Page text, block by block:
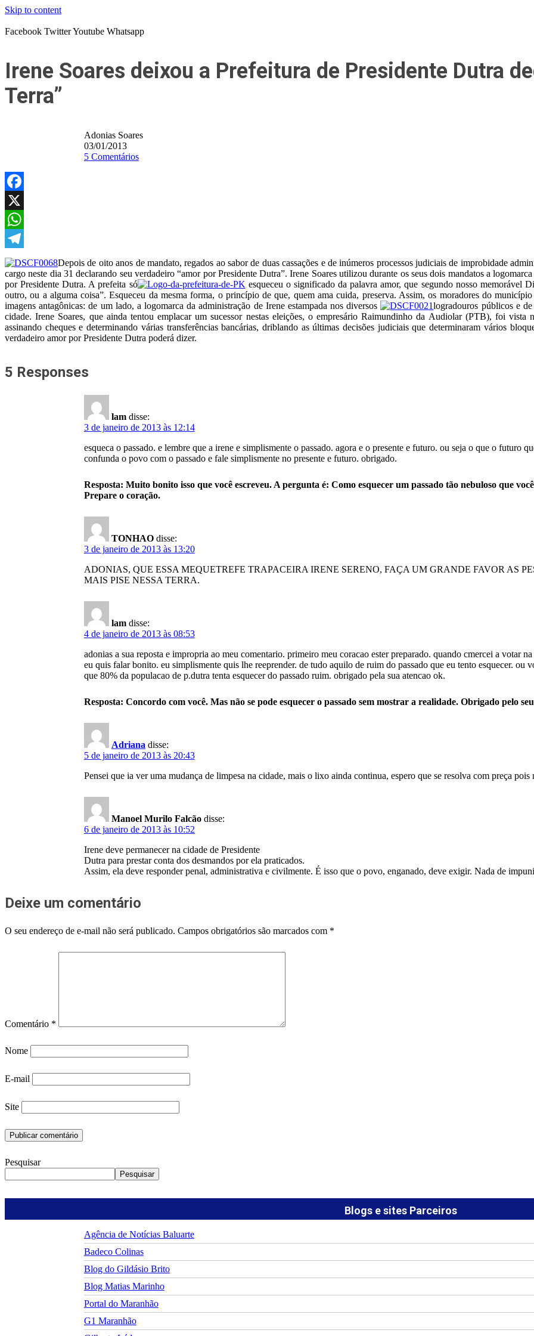
Skip to content
Facebook TwitterYoutube Whatsapp
Irene Soares deixou a Prefeitura de Presidente Dutra
Terra”
Adonias Soares
03/01/2013
5 Comentários
Facebook
X
WhatsApp
Telegram
Depois de oito anos de mandato, regados ao sabor de duas cassações e de inúmeros processos judiciais de improbidade
cargo neste dia 31 declarando seu verdadeiro “amor por Presidente Dutra”. Irene Soares utilizou durante os seus dois mandatos a
por Presidente Dutra. A prefeita só
esqueceu o significado da palavra amor, que segundo nosso memorável
outro, ou a alguma coisa”. Esqueceu da mesma forma, o princípio de que, quem ama cuida, preserva. Assim, os moradores do
imagens antagônicas: de um lado, a logomarca da administração de Irene estampada nos diversos
logradouros públicos e
cidade. Irene Soares, que ainda tentou emplacar um sucessor nestas eleições, o empresário Raimundinho da Audiolar (PTB), foi
assinando cheques e determinando várias transferências bancárias, driblando as últimas decisões judiciais que determinaram vários
verdadeiro amor por Presidente Dutra poderá dizer.
5 Responses
lam disse:
3 de janeiro de 2013 às 12:14
esqueca o passado. e lembre que a irene e simplismente o passado. agora e o presente e futuro. ou seja o que o futuro
confunda o povo com o passado e fale simplismente no presente e futuro. obrigado.
Resposta: Muito bonito isso que você escreveu. A pergunta é: Como esquecer um passado tão nebuloso que
Prepare o coração.
TONHAO disse:
3 de janeiro de 2013 às 13:20
ADONIAS, QUE ESSA MEQUETREFE TRAPACEIRA IRENE SERENO, FAÇA UM GRANDE FAVOR AS
MAIS PISE NESSA TERRA.
lam disse:
4 de janeiro de 2013 às 08:53
adonias a sua reposta e impropria ao meu comentario. primeiro meu coracao ester preparado. quando cmercei a votar
eu quis falar bonito. eu simplismente quis lhe reeprender. de tudo aquilo de ruim do passado que eu tento esquecer. ou
que 80% da populacao de p.dutra tenta esquecer do passado ruim. obrigado pela sua atencao ok.
Resposta: Concordo com você. Mas não se pode esquecer o passado sem mostrar a realidade. Obrigado pelo
Adriana disse:
5 de janeiro de 2013 às 20:43
Pensei que ia ver uma mudança de limpesa na cidade, mais o lixo ainda continua, espero que se resolva com preça
Manoel Murilo Falcão disse:
6 de janeiro de 2013 às 10:52
Irene deve permanecer na cidade de Presidente
Dutra para prestar conta dos desmandos por ela praticados.
Assim, ela deve responder penal, administrativa e civilmente. É isso que o povo, enganado, deve exigir. Nada de
Deixe um comentário
O seu endereço de e-mail não será publicado. Campos obrigatórios são marcados com *
Comentário *
Nome
E-mail
Site
Pesquisar
Pesquisar
Blogs e sites Parceiros
Agência de Notícias Baluarte
Badeco Colinas
Blog do Gildásio Brito
Blog Matias Marinho
Portal do Maranhão
G1 Maranhão